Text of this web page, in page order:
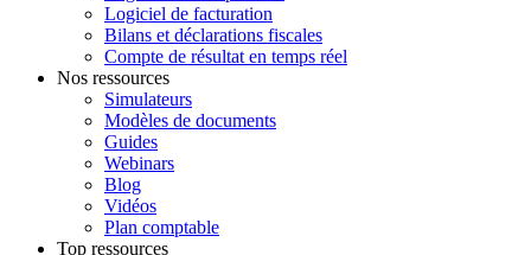
Logiciel de facturation
Bilans et déclarations fiscales
Compte de résultat en temps réel
Nos ressources
Simulateurs
Modèles de documents
Guides
Webinars
Blog
Vidéos
Plan comptable
Top ressources